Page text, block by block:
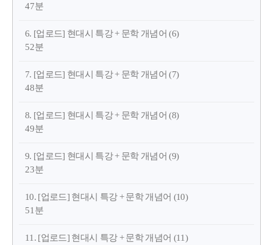
47분
6. [업로드] 현대시 특강 + 문학 개념어 (6)
52분
7. [업로드] 현대시 특강 + 문학 개념어 (7)
48분
8. [업로드] 현대시 특강 + 문학 개념어 (8)
49분
9. [업로드] 현대시 특강 + 문학 개념어 (9)
23분
10. [업로드] 현대시 특강 + 문학 개념어 (10)
51분
11. [업로드] 현대시 특강 + 문학 개념어 (11)